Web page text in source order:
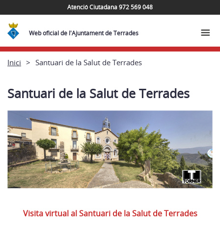
Atenció Ciutadana 972 569 048
Web oficial de l'Ajuntament de Terrades
Inici Santuari de la Salut de Terrades
Santuari de la Salut de Terrades
Visita virtual al Santuari de la Salut de Terrades